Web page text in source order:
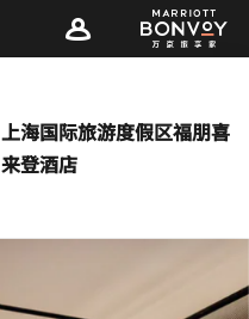
上海国际旅游度假区福朋喜
来登酒店